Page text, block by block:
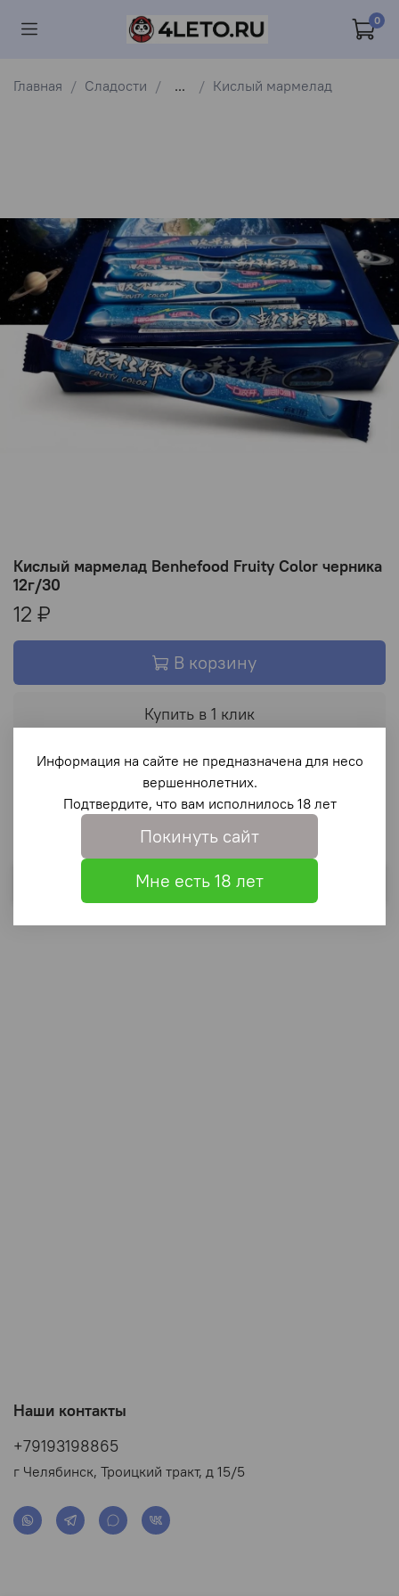
0
Главная Сладости ... Кислый мармелад
Кислый мармелад Benhefood Fruity Color черника
12г/30
12 ₽
В корзину
Купить в 1 клик
В избранное
Наши контакты
+79193198865
г Челябинск, Троицкий тракт, д 15/5
Информация на сайте не предназначена для несо
вершеннолетних.
Подтвердите, что вам исполнилось 18 лет
Покинуть сайт
Мне есть 18 лет